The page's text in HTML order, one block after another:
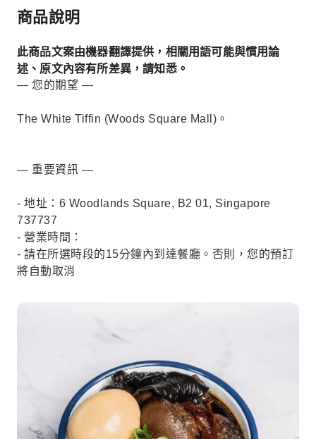
商品說明
此商品文案由機器翻譯提供，相關用語可能與慣用論
述、原文內容有所差異，請知悉。
— 您的期望 —
The White Tiffin (Woods Square Mall)。
— 重要資訊 —
- 地址：6 Woodlands Square, B2 01, Singapore
737737
- 營業時間：
- 請在所選時段的15分鐘內到達餐廳。否則，您的預訂
將自動取消